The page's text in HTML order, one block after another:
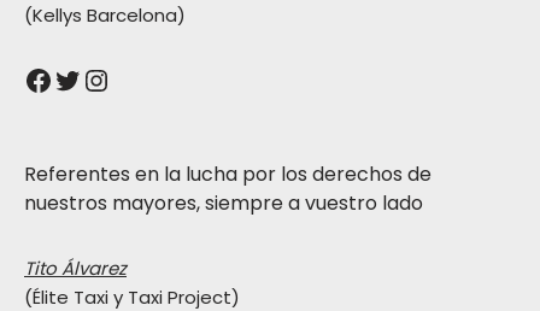
(Kellys Barcelona)
Referentes en la lucha por los derechos de
nuestros mayores, siempre a vuestro lado
Tito Álvarez
(Élite Taxi y Taxi Project)